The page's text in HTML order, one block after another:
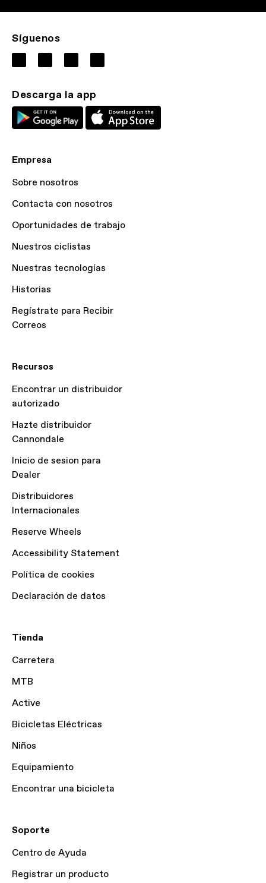
Síguenos
Descarga la app
Empresa
Sobre nosotros
Contacta con nosotros
Oportunidades de trabajo
Nuestros ciclistas
Nuestras tecnologías
Historias
Regístrate para Recibir
Correos
Recursos
Encontrar un distribuidor
autorizado
Hazte distribuidor
Cannondale
Inicio de sesion para
Dealer
Distribuidores
Internacionales
Reserve Wheels
Accessibility Statement
Política de cookies
Declaración de datos
Tienda
Carretera
MTB
Active
Bicicletas Eléctricas
Niños
Equipamiento
Encontrar una bicicleta
Soporte
Centro de Ayuda
Registrar un producto